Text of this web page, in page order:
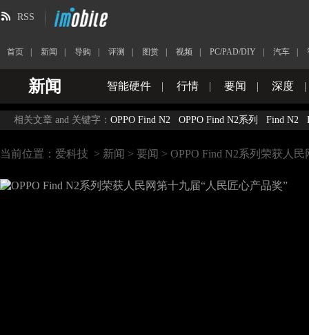
RSS
首页 新闻 导购 评测 图赏 视频 PC/PAD/DIY 汽车
新闻 智能硬件 | 行情 | 要闻 | 深度 |
相关文章 and 关键字： OPPO Find N2 OPPO Find N2系列 Find N2
当前位置： 爱科技 > 新闻 > 要闻 > OPPO Find N2系列荣获人